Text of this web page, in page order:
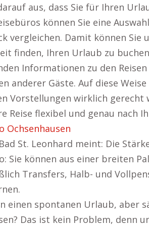
aus, dass Sie für Ihren
können Sie eine
vergleichen. Damit können
finden, Ihren Urlaub zu
Informationen zu den
anderer Gäste. Auf diese
Vorstellungen wirklich gerecht
Reise flexibel und genau nach
Ochsenhausen
St. Leonhard meint: Die
Sie können aus einer breiten
Transfers, Halb- und
einen spontanen Urlaub, aber
Das ist kein Problem, denn